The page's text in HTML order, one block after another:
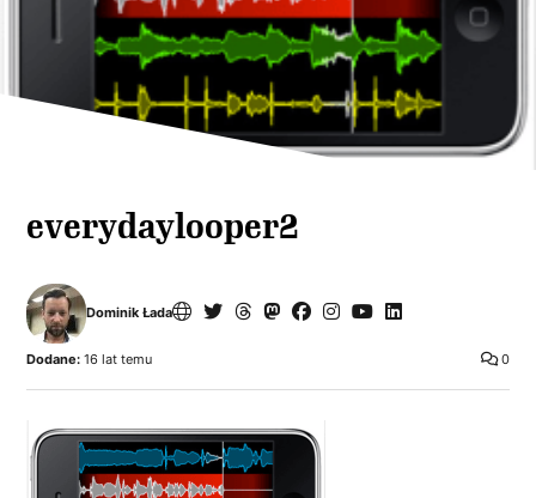
everydaylooper2
Dominik Łada
0
Dodane: 16 lat temu